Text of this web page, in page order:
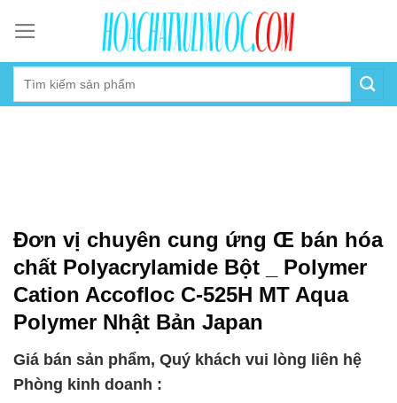
content
Đơn vị chuyên cung ứng Œ bán hóa
chất Polyacrylamide Bột _ Polymer
Cation Accofloc C-525H MT Aqua
Polymer Nhật Bản Japan
Giá bán sản phẩm, Quý khách vui lòng liên hệ
Phòng kinh doanh :